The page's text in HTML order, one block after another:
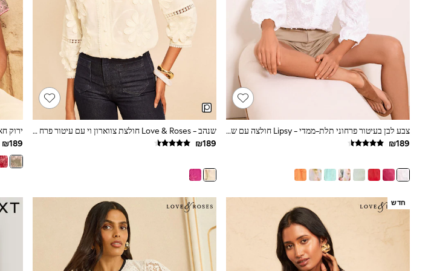
All Bags & Accessories
Hats
New In
Hoodies & Sweatshirts
Leggings, Joggers & Shorts
Swim
T-Shirts & Vests
Sneakers
adidas
All Baby & Nursery
New in
Bodysuits
Shop All
New in
50 - 98cm
צבע לבן בעיטור פרחוני תלת-ממדי - Lipsy חולצה עם שרוולי 4/3, צווארון סבא ורקמה
שנהב - Love & Roses חולצת צווארון וי עם עיטור פרח תלת-ממדי
חדש